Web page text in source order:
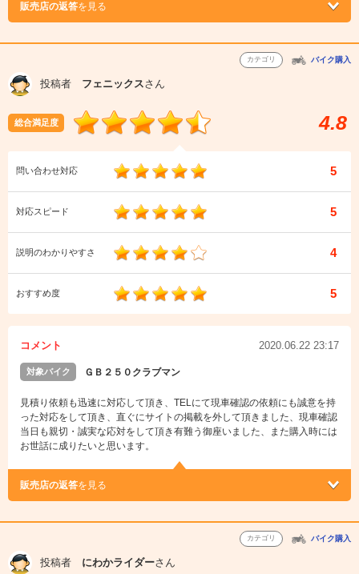
販売店の返答を見る
カテゴリ バイク購入
投稿者 フェニックスさん
総合満足度 4.8
問い合わせ対応 5
対応スピード 5
説明のわかりやすさ 4
おすすめ度 5
コメント 2020.06.22 23:17
対象バイク ＧＢ２５０クラブマン
見積り依頼も迅速に対応して頂き、TELにて現車確認の依頼にも誠意を持
った対応をして頂き、直ぐにサイトの掲載を外して頂きました、現車確認
当日も親切・誠実な応対をして頂き有難う御座いました、また購入時には
お世話に成りたいと思います。
販売店の返答を見る
カテゴリ バイク購入
投稿者 にわかライダーさん